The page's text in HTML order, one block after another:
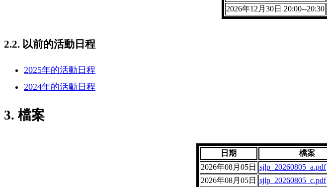
2026年12月30日 20:00--20:30
2.2. 以前的活動日程
2025年的活動日程
2024年的活動日程
3. 檔案
日期 檔案
2026年08月05日 sjlp_20260805_a.pdf
2026年08月05日 sjlp_20260805_c.pdf